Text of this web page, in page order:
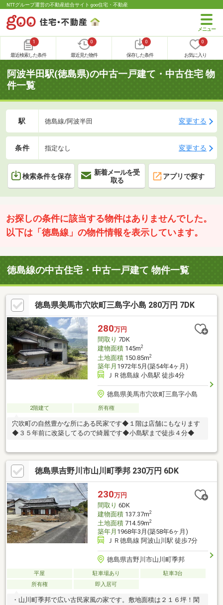
NTTグループ運営の不動産総合サイト goo住宅・不動産
1
最近検索した条件
0
最近見た物件
0
保存した条件
0
お気に入り
阿波半田駅(徳島県)の中古一戸建て・中古住宅 物
件一覧
駅 徳島線/阿波半田 変更する
条件 指定なし 変更する
検索条件を保存
新着メールを受
取る
アプリで探す
お探しの条件に該当する物件はありませんでした。
以下は「徳島線」の物件情報を表示しています。
徳島線の中古住宅・中古一戸建て 物件一覧
徳島県美馬市穴吹町三島字小島 280万円 7DK
280万円
間取り 7DK
建物面積145m2
土地面積150.85m2
築年月 1972年5月(築54年4ヶ月)
ＪＲ徳島線 小島駅 徒歩4分
徳島県美馬市穴吹町三島字小島
2階建て 所有権
穴吹町の自然豊かな所にある民家です◆１階は店舗にもなります
◆３５年前に改築してるので綺麗です◆小島駅まで徒歩４分◆
徳島県吉野川市山川町季邦 230万円 6DK
230万円
間取り 6DK
建物面積137.37m2
土地面積714.59m2
築年月 1968年3月(築58年6ヶ月)
ＪＲ徳島線 阿波山川駅 徒歩7分
徳島県吉野川市山川町季邦
平屋 駐車場あり
駐車3台
所有権
即入居可
・山川町季邦で広い古民家風の家です。敷地面積は２１６坪！閑